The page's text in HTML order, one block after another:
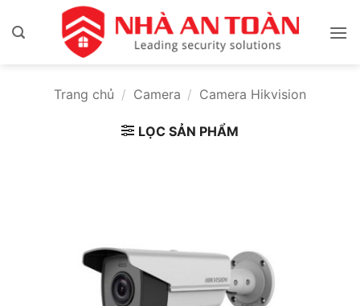
qua
Trang chủ / Camera / Camera Hikvision
LỌC SẢN PHẨM